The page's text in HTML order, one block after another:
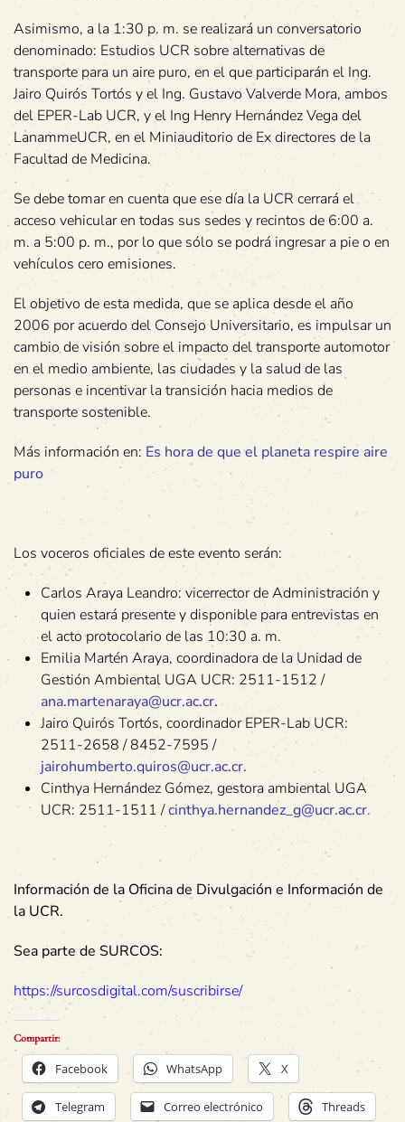
Asimismo, a la 1:30 p. m. se realizará un conversatorio
denominado: Estudios UCR sobre alternativas de
transporte para un aire puro, en el que participarán el Ing.
Jairo Quirós Tortós y el Ing. Gustavo Valverde Mora, ambos
del EPER-Lab UCR, y el Ing Henry Hernández Vega del
LanammeUCR, en el Miniauditorio de Ex directores de la
Facultad de Medicina.
Se debe tomar en cuenta que ese día la UCR cerrará el
acceso vehicular en todas sus sedes y recintos de 6:00 a.
m. a 5:00 p. m., por lo que sólo se podrá ingresar a pie o en
vehículos cero emisiones.
El objetivo de esta medida, que se aplica desde el año
2006 por acuerdo del Consejo Universitario, es impulsar un
cambio de visión sobre el impacto del transporte automotor
en el medio ambiente, las ciudades y la salud de las
personas e incentivar la transición hacia medios de
transporte sostenible.
Más información en: Es hora de que el planeta respire aire
puro
Los voceros oficiales de este evento serán:
Carlos Araya Leandro: vicerrector de Administración y
quien estará presente y disponible para entrevistas en
el acto protocolario de las 10:30 a. m.
Emilia Martén Araya, coordinadora de la Unidad de
Gestión Ambiental UGA UCR: 2511-1512 /
ana.martenaraya@ucr.ac.cr.
Jairo Quirós Tortós, coordinador EPER-Lab UCR:
2511-2658 / 8452-7595 /
jairohumberto.quiros@ucr.ac.cr.
Cinthya Hernández Gómez, gestora ambiental UGA
UCR: 2511-1511 /cinthya.hernandez_g@ucr.ac.cr.
Información de la Oficina de Divulgación e Información de
la UCR.
Sea parte de SURCOS:
https://surcosdigital.com/suscribirse/
Compartir:
Facebook WhatsApp X
Telegram Correo electrónico Threads